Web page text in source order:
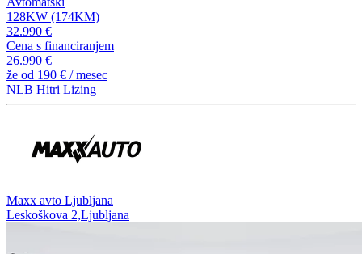
128KW (174KM)
32.990 €
Cena s financiranjem
26.990 €
že od 190 € / mesec
NLB Hitri Lizing
⁠Maxx avto Ljubljana
Leskoškova 2,Ljubljana